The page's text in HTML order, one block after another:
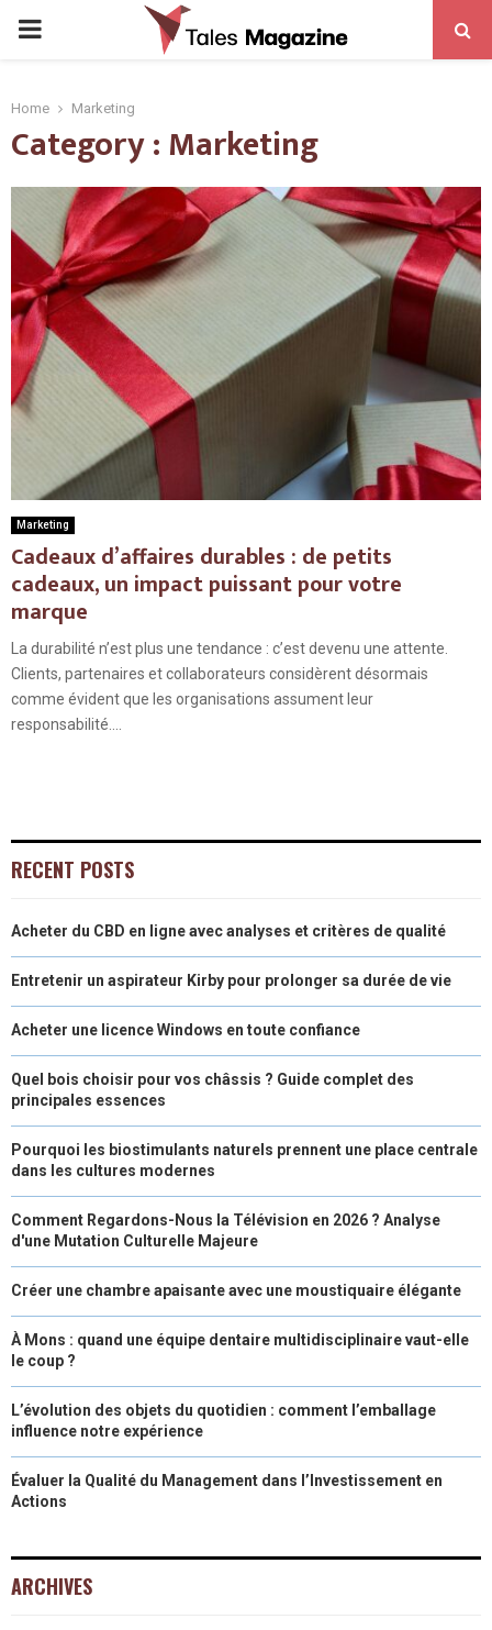
PRIMARY
Home Marketing
Category : Marketing
Marketing
Cadeaux d’affaires durables : de petits
cadeaux, un impact puissant pour votre
marque
La durabilité n’est plus une tendance : c’est devenu une attente.
Clients, partenaires et collaborateurs considèrent désormais
comme évident que les organisations assument leur
responsabilité....
RECENT POSTS
Acheter du CBD en ligne avec analyses et critères de qualité
Entretenir un aspirateur Kirby pour prolonger sa durée de vie
Acheter une licence Windows en toute confiance
Quel bois choisir pour vos châssis ? Guide complet des
principales essences
Pourquoi les biostimulants naturels prennent une place centrale
dans les cultures modernes
Comment Regardons-Nous la Télévision en 2026 ? Analyse
d'une Mutation Culturelle Majeure
Créer une chambre apaisante avec une moustiquaire élégante
À Mons : quand une équipe dentaire multidisciplinaire vaut-elle
le coup ?
L’évolution des objets du quotidien : comment l’emballage
influence notre expérience
Évaluer la Qualité du Management dans l’Investissement en
Actions
ARCHIVES